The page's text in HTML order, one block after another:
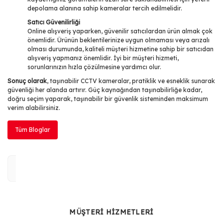
depolama alanına sahip kameralar tercih edilmelidir.
Satıcı Güvenilirliği
Online alışveriş yaparken, güvenilir satıcılardan ürün almak çok
önemlidir. Ürünün beklentilerinize uygun olmaması veya arızalı
olması durumunda, kaliteli müşteri hizmetine sahip bir satıcıdan
alışveriş yapmanız önemlidir. İyi bir müşteri hizmeti,
sorunlarınızın hızla çözülmesine yardımcı olur.
Sonuç olarak, taşınabilir CCTV kameralar, pratiklik ve esneklik sunarak
güvenliği her alanda artırır. Güç kaynağından taşınabilirliğe kadar,
doğru seçim yaparak, taşınabilir bir güvenlik sisteminden maksimum
verim alabilirsiniz.
Tüm Bloglar
MÜŞTERİ HİZMETLERİ